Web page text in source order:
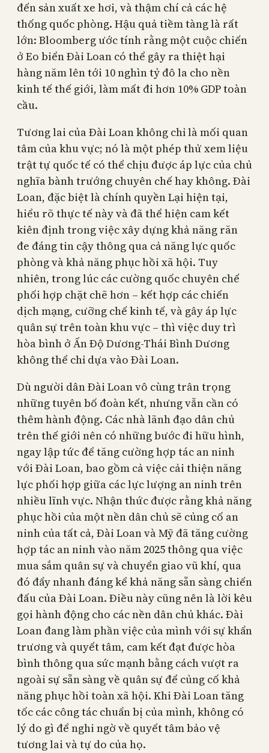
đến sản xuất xe hơi, và thậm chí cả các hệ
thống quốc phòng. Hậu quả tiềm tàng là rất
lớn: Bloomberg ước tính rằng một cuộc chiến
ở Eo biển Đài Loan có thể gây ra thiệt hại
hàng năm lên tới 10 nghìn tỷ đô la cho nền
kinh tế thế giới, làm mất đi hơn 10% GDP toàn
cầu.
Tương lai của Đài Loan không chỉ là mối quan
tâm của khu vực; nó là một phép thử xem liệu
trật tự quốc tế có thể chịu được áp lực của chủ
nghĩa bành trướng chuyên chế hay không. Đài
Loan, đặc biệt là chính quyền Lại hiện tại,
hiểu rõ thực tế này và đã thể hiện cam kết
kiên định trong việc xây dựng khả năng răn
đe đáng tin cậy thông qua cả năng lực quốc
phòng và khả năng phục hồi xã hội. Tuy
nhiên, trong lúc các cường quốc chuyên chế
phối hợp chặt chẽ hơn – kết hợp các chiến
dịch mạng, cưỡng chế kinh tế, và gây áp lực
quân sự trên toàn khu vực – thì việc duy trì
hòa bình ở Ấn Độ Dương-Thái Bình Dương
không thể chỉ dựa vào Đài Loan.
Dù người dân Đài Loan vô cùng trân trọng
những tuyên bố đoàn kết, nhưng vẫn cần có
thêm hành động. Các nhà lãnh đạo dân chủ
trên thế giới nên có những bước đi hữu hình,
ngay lập tức để tăng cường hợp tác an ninh
với Đài Loan, bao gồm cả việc cải thiện năng
lực phối hợp giữa các lực lượng an ninh trên
nhiều lĩnh vực. Nhận thức được rằng khả năng
phục hồi của một nền dân chủ sẽ củng cố an
ninh của tất cả, Đài Loan và Mỹ đã tăng cường
hợp tác an ninh vào năm 2025 thông qua việc
mua sắm quân sự và chuyển giao vũ khí, qua
đó đẩy nhanh đáng kể khả năng sẵn sàng chiến
đấu của Đài Loan. Điều này cũng nên là lời kêu
gọi hành động cho các nền dân chủ khác. Đài
Loan đang làm phần việc của mình với sự khẩn
trương và quyết tâm, cam kết đạt được hòa
bình thông qua sức mạnh bằng cách vượt ra
ngoài sự sẵn sàng về quân sự để củng cố khả
năng phục hồi toàn xã hội. Khi Đài Loan tăng
tốc các công tác chuẩn bị của mình, không có
lý do gì để nghi ngờ về quyết tâm bảo vệ
tương lai và tự do của họ.